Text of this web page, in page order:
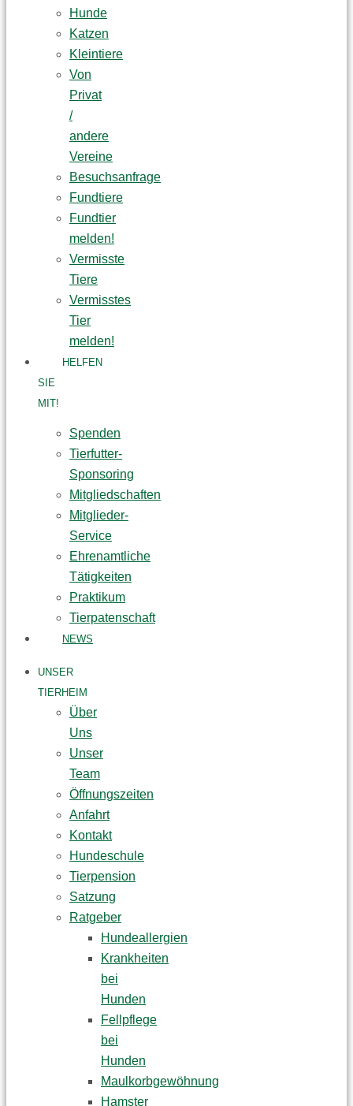
Hunde
Katzen
Kleintiere
Von
Privat
/
andere
Vereine
Besuchsanfrage
Fundtiere
Fundtier
melden!
Vermisste
Tiere
Vermisstes
Tier
melden!
HELFEN
SIE
MIT!
Spenden
Tierfutter-
Sponsoring
Mitgliedschaften
Mitglieder-
Service
Ehrenamtliche
Tätigkeiten
Praktikum
Tierpatenschaft
NEWS
UNSER
TIERHEIM
Über
Uns
Unser
Team
Öffnungszeiten
Anfahrt
Kontakt
Hundeschule
Tierpension
Satzung
Ratgeber
Hundeallergien
Krankheiten
bei
Hunden
Fellpflege
bei
Hunden
Maulkorbgewöhnung
Hamster